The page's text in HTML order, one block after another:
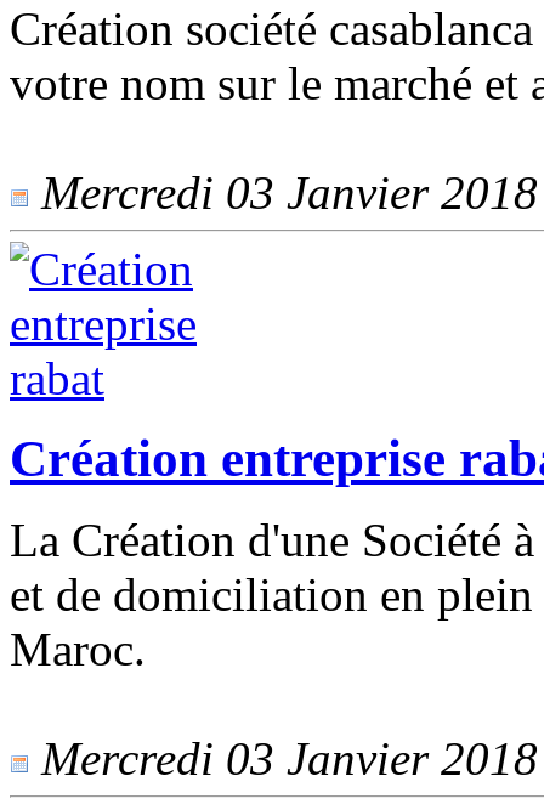
Création société
votre nom sur le marché
Mercredi 03 Janvier
Création entreprise
La Création d'une Société
et de domiciliation en plein
Maroc.
Mercredi 03 Janvier